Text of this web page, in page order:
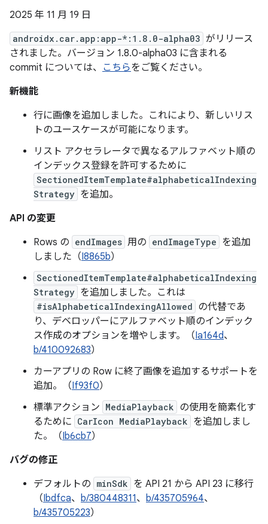
2025 年 11 月 19 日
androidx.car.app:app-*:1.8.0-alpha03 がリリース
されました。バージョン 1.8.0-alpha03 に含まれる
commit については、 こちらをご覧ください。
新機能
行に画像を追加しました。これにより、新しいリス
トのユースケースが可能になります。
リスト アクセラレータで異なるアルファベット順の
インデックス登録を許可するために
SectionedItemTemplate#alphabeticalIndexing
Strategy を追加。
API の変更
Rows の endImages 用の endImageType を追加
しました（I8865b）
SectionedItemTemplate#alphabeticalIndexing
Strategy を追加しました。これは
#isAlphabeticalIndexingAllowed の代替であ
り、デベロッパーにアルファベット順のインデック
ス作成のオプションを増やします。（Ia164d、
b/410092683）
カーアプリの Row に終了画像を追加するサポートを
追加。（If93f0）
標準アクション MediaPlayback の使用を簡素化す
るために CarIcon MediaPlayback を追加しまし
た。（Ib6cb7）
バグの修正
デフォルトの minSdk を API 21 から API 23 に移行
（Ibdfca、 b/380448311、 b/435705964、
b/435705223）